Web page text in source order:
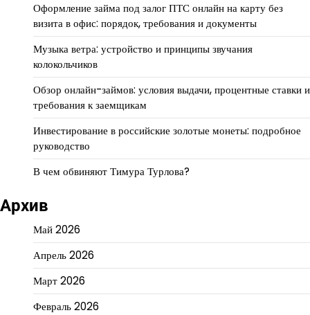
Оформление займа под залог ПТС онлайн на карту без
визита в офис: порядок, требования и документы
Музыка ветра: устройство и принципы звучания
колокольчиков
Обзор онлайн-займов: условия выдачи, процентные ставки и
требования к заемщикам
Инвестирование в российские золотые монеты: подробное
руководство
В чем обвиняют Тимура Турлова?
Архив
Май 2026
Апрель 2026
Март 2026
Февраль 2026